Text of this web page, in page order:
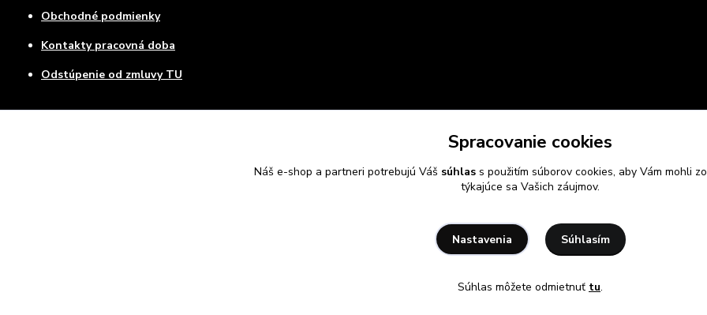
Obchodné podmienky
Kontakty pracovná doba
Odstúpenie od zmluvy TU
Spracovanie cookies
Náš e-shop a partneri potrebujú Váš súhlas s použitím súborov cookies, aby Vám mohli
týkajúce sa Vašich záujmov.
Nastavenia Súhlasím
Súhlas môžete odmietnuť tu.